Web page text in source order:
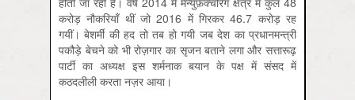
करोड़ नौकरियाँ थीं जो 2016 में गिरकर 46.7 करोड़ रह
गयीं। बेशर्मी की हद तो तब हो गयी जब देश का प्रधानमन्त्री
पकौड़े बेचने को भी रोज़गार का सृजन बताने लगा और सत्तारूढ़
पार्टी का अध्यक्ष इस शर्मनाक बयान के पक्ष में संसद में
कठदलीली करता नज़र आया।